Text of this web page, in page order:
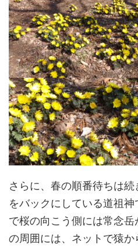
さらに、春の順番待ちは
をバックにしている道祖
で桜の向こう側には常念
の周囲には、ネットで猿